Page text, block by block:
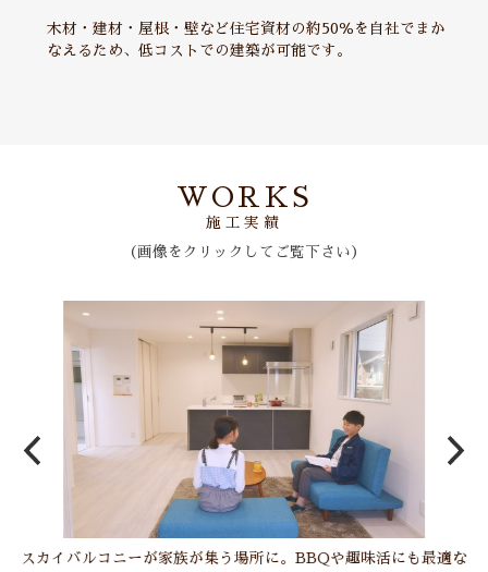
木材・建材・屋根・壁など住宅資材の約50％を自社でまか
なえるため、低コストでの建築が可能です。
WORKS
施工実績
（画像をクリックしてご覧下さい）
スカイバルコニーが家族が集う場所に。BBQや趣味活にも最適な